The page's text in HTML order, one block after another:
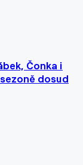
Čonka i
dosud